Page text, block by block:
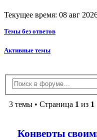
Текущее время: 08 авг
Темы без ответов
Активные темы
3 темы • Страница 1 из 1
Конверты